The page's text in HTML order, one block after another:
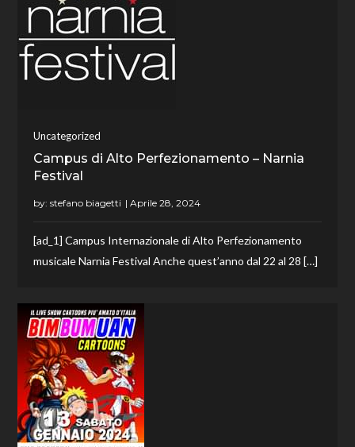
Uncategorized
Campus di Alto Perfezionamento – Narnia
Festival
by:stefano biagetti
[ad_1] Campus Internazionale di Alto Perfezionamento
musicale Narnia Festival Anche quest’anno dal 22 al 28 […]